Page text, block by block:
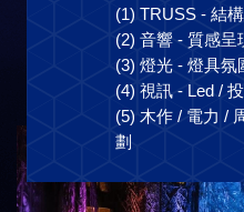
(1) TRUSS - 結
(2) 音響 - 質感呈
(3) 燈光 - 燈具氛
(4) 視訊 - Led /
(5) 木作 / 電力 /
劃